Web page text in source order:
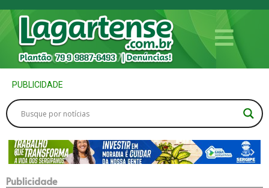
PUBLICIDADE
Publicidade